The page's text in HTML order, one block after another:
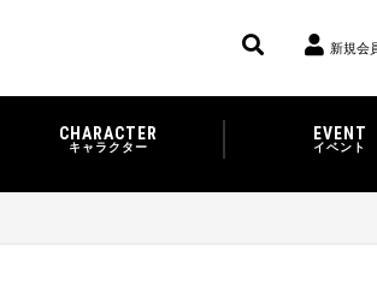
新規会
CHARACTER
キャラクター
EVENT
イベント